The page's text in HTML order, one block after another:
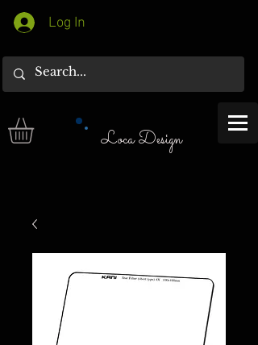
Log In
Loca Design